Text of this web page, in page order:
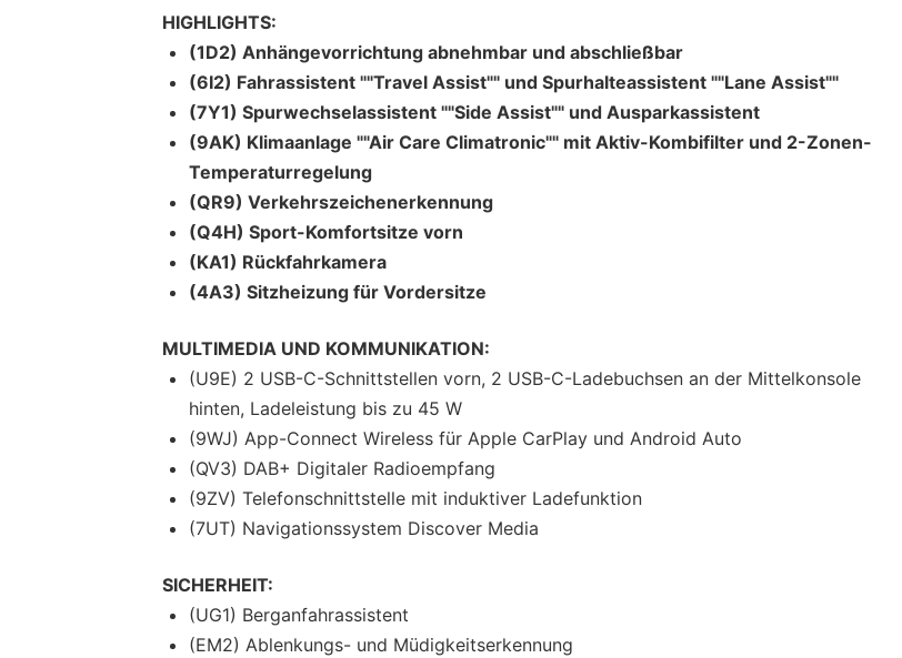
HIGHLIGHTS:
(1D2) Anhängevorrichtung abnehmbar und abschließbar
(6I2) Fahrassistent ""Travel Assist"" und Spurhalteassistent ""Lane Assist""
(7Y1) Spurwechselassistent ""Side Assist"" und Ausparkassistent
(9AK) Klimaanlage ""Air Care Climatronic"" mit Aktiv-Kombifilter und 2-Zonen-
Temperaturregelung
(QR9) Verkehrszeichenerkennung
(Q4H) Sport-Komfortsitze vorn
(KA1) Rückfahrkamera
(4A3) Sitzheizung für Vordersitze
MULTIMEDIA UND KOMMUNIKATION:
(U9E) 2 USB-C-Schnittstellen vorn, 2 USB-C-Ladebuchsen an der Mittelkonsole
hinten, Ladeleistung bis zu 45 W
(9WJ) App-Connect Wireless für Apple CarPlay und Android Auto
(QV3) DAB+ Digitaler Radioempfang
(9ZV) Telefonschnittstelle mit induktiver Ladefunktion
(7UT) Navigationssystem Discover Media
SICHERHEIT:
(UG1) Berganfahrassistent
(EM2) Ablenkungs- und Müdigkeitserkennung